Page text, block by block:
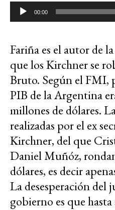
Reproductor
de
00:00
Fariña es el autor de la
que los Kirchner se
Bruto. Según el FMI,
PIB de la Argentina
millones de dólares.
realizadas por el ex
Kirchner, del que
Daniel Muñóz,
dólares, es decir
La desesperación del
gobierno es que